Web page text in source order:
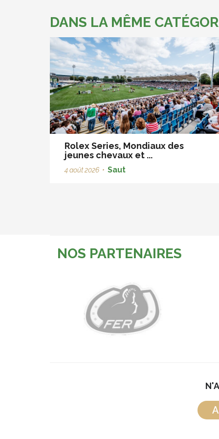
DANS LA MÊME
Rolex Series, Mondiaux des
jeunes chevaux et ...
4 août 2026 • Saut
NOS PARTENAIRES